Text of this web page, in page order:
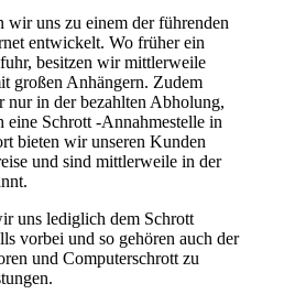
wir uns zu einem der führenden
entwickelt. Wo früher ein
besitzen wir mittlerweile
großen Anhängern. Zudem
nur in der bezahlten Abholung,
eine Schrott -Annahmestelle in
bieten wir unseren Kunden
und sind mittlerweile in der
uns lediglich dem Schrott
vorbei und so gehören auch der
und Computerschrott zu